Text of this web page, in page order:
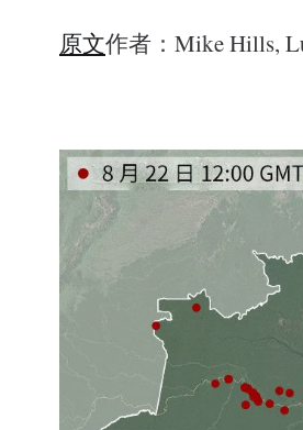
原文作者：Mike Hills,